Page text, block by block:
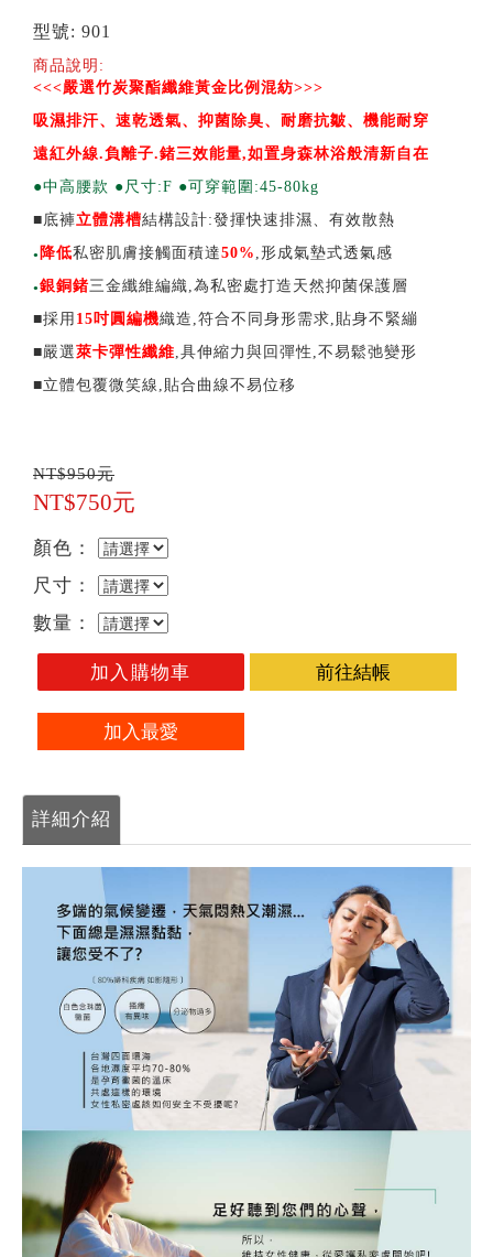
型號: 901
商品說明:
<<<嚴選竹炭聚酯纖維黃金比例混紡>>>
吸濕排汗、速乾透氣、抑菌除臭、耐磨抗皺、機能耐穿
遠紅外線.負離子.鍺三效能量,如置身森林浴般清新自在
●中高腰款 ●尺寸:F ●可穿範圍:45-80kg
■底褲立體溝槽結構設計:發揮快速排濕、有效散熱
● 降低私密肌膚接觸面積達50% ,形成氣墊式透氣感
● 銀銅鍺三金纖維編織,為私密處打造天然抑菌保護層
■採用 15吋圓編機織造,符合不同身形需求,貼身不緊繃
■嚴選萊卡彈性纖維,具伸縮力與回彈性,不易鬆弛變形
■立體包覆微笑線,貼合曲線不易位移
NT$950元
NT$750元
顏色：
尺寸：
數量：
加入購物車 前往結帳
加入最愛
詳細介紹